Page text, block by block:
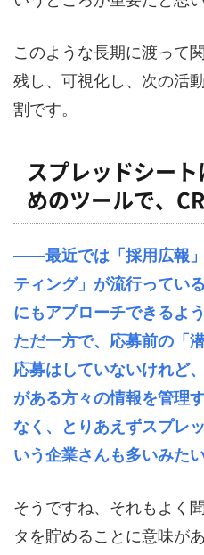
このような長期に渡って
残し、可視化し、次の活
割です。
スプレッドシー
めのツールで、
――最近では「採用広報
ティング」が流行ってい
にもアプローチできるよ
ただ一方で、応募前の「
応募はしていないけれど
がある方々の情報を管理
なく、とりあえずスプレ
いう企業さんも多いみたい
そうですね、それもよく
タを貯めることに意味が